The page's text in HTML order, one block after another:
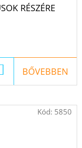
RÉSZÉRE
KOSÁRBA
BŐVEBBEN
Kód: 5850